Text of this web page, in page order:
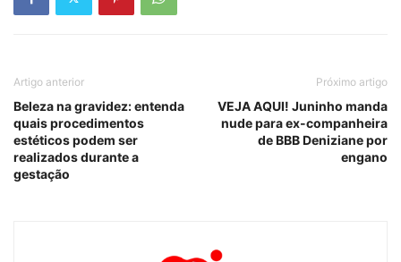
Artigo anterior
Beleza na gravidez: entenda
quais procedimentos
estéticos podem ser
realizados durante a
gestação
Próximo artigo
VEJA AQUI! Juninho manda
nude para ex-companheira
de BBB Deniziane por
engano